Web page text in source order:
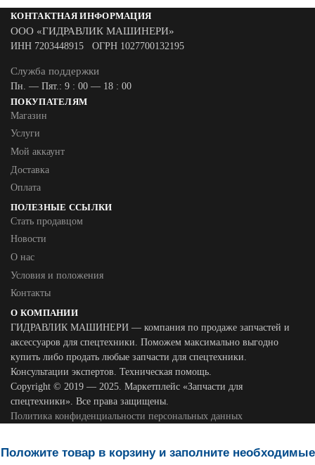
КОНТАКТНАЯ ИНФОРМАЦИЯ
ООО «ГИДРАВЛИК МАШИНЕРИ»
ИНН 7203448915 ОГРН 1027700132195
Служба поддержки
Пн. — Пят.: 9 : 00 — 18 : 00
ПОКУПАТЕЛЯМ
Магазин
Услуги
Мой аккаунт
Доставка
Оплата
ПОЛЕЗНЫЕ ССЫЛКИ
Стать продавцом
Новости
О нас
Условия и положения
Контакты
О КОМПАНИИ
ГИДРАВЛИК МАШИНЕРИ — компания по продаже запчастей и
аксессуаров для спецтехники. Поможем максимально выгодно
купить либо продать любые запчасти для спецтехники.
Консультации экспертов. Техническая помощь.
Copyright © 2019 — 2025. Маркетплейс «Запчасти для
спецтехники». Все права защищены.
Политика конфиденциальности персональных данных
Положите товар в корзину и заполните необходимые